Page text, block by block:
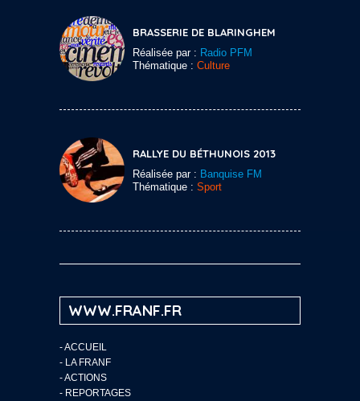
BRASSERIE DE BLARINGHEM
Réalisée par : Radio PFM
Thématique : Culture
RALLYE DU BÉTHUNOIS 2013
Réalisée par : Banquise FM
Thématique : Sport
WWW.FRANF.FR
-ACCUEIL
- LA FRANF
-ACTIONS
- REPORTAGES